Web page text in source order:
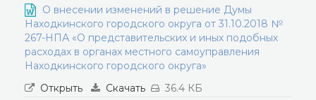
О внесении изменений в решение Думы
Находкинского городского округа от 31.10.2018 №
267-НПА «О представительских и иных подобных
расходах в органах местного самоуправления
Находкинского городского округа»
Открыть
Скачать 36.4 КБ